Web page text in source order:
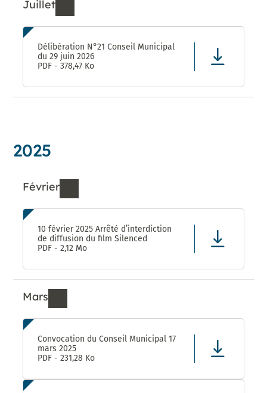
Juillet
Ressources de Juillet 2026
Délibération N°21 Conseil Municipal
du 29 juin 2026
PDF - 378,47 Ko
2025
Février
Ressources de Février 2025
10 février 2025 Arrêté d’interdiction
de diffusion du film Silenced
PDF - 2,12 Mo
Mars
Ressources de Mars 2025
Convocation du Conseil Municipal 17
mars 2025
PDF - 231,28 Ko